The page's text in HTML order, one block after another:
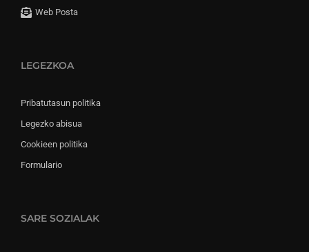
Web Posta
LEGEZKOA
Pribatutasun politika
Legezko abisua
Cookieen politika
Formulario
SARE SOZIALAK